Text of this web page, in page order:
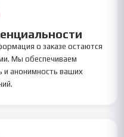
о заказе остаются
Мы обеспечиваем
и анонимность ваших